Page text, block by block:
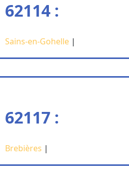
62114 :
Sains-en-Gohelle |
62117 :
Brebières |